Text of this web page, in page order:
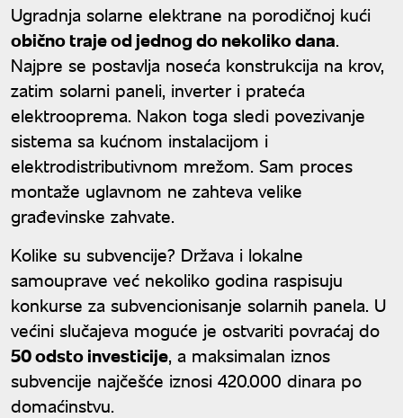
Ugradnja solarne elektrane na porodičnoj kući
obično traje od jednog do nekoliko dana.
Najpre se postavlja noseća konstrukcija na krov,
zatim solarni paneli, inverter i prateća
elektrooprema. Nakon toga sledi povezivanje
sistema sa kućnom instalacijom i
elektrodistributivnom mrežom. Sam proces
montaže uglavnom ne zahteva velike
građevinske zahvate.
Kolike su subvencije? Država i lokalne
samouprave već nekoliko godina raspisuju
konkurse za subvencionisanje solarnih panela. U
većini slučajeva moguće je ostvariti povraćaj do
50 odsto investicije, a maksimalan iznos
subvencije najčešće iznosi 420.000 dinara po
domaćinstvu.